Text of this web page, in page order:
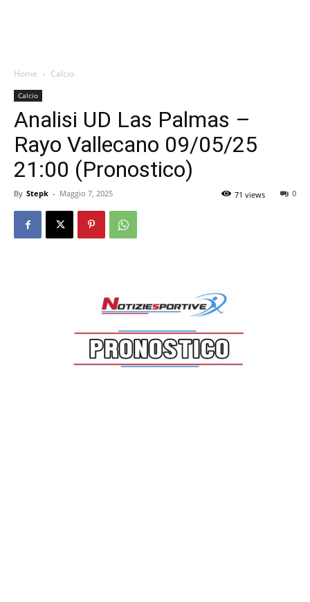
Home Calcio
Calcio
Analisi UD Las Palmas –
Rayo Vallecano 09/05/25
21:00 (Pronostico)
By Stepk - Maggio 7, 2025 0
71 views